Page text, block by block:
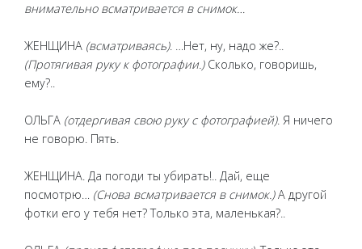
внимательно всматривается в снимок…
ЖЕНЩИНА (всматриваясь). …Нет, ну, надо же?..
(Протягивая руку к фотографии.) Сколько, говоришь,
ему?..
ОЛЬГА (отдергивая свою руку с фотографией). Я ничего
не говорю. Пять.
ЖЕНЩИНА. Да погоди ты убирать!.. Дай, еще
посмотрю… (Снова всматривается в снимок.)А другой
фотки его у тебя нет? Только эта, маленькая?..